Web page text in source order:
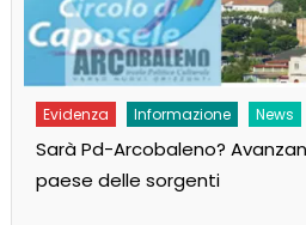
Evidenza Informazione News
Sarà Pd-Arcobaleno?
paese delle sorgenti